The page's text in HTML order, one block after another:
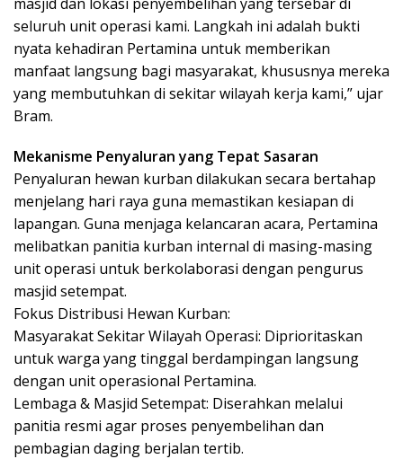
seluruh unit operasi kami. Langkah ini adalah bukti
nyata kehadiran Pertamina untuk memberikan
manfaat langsung bagi masyarakat, khususnya mereka
yang membutuhkan di sekitar wilayah kerja kami,” ujar
Bram.
Mekanisme Penyaluran yang Tepat Sasaran
Penyaluran hewan kurban dilakukan secara bertahap
menjelang hari raya guna memastikan kesiapan di
lapangan. Guna menjaga kelancaran acara, Pertamina
melibatkan panitia kurban internal di masing-masing
unit operasi untuk berkolaborasi dengan pengurus
masjid setempat.
Fokus Distribusi Hewan Kurban:
Masyarakat Sekitar Wilayah Operasi: Diprioritaskan
untuk warga yang tinggal berdampingan langsung
dengan unit operasional Pertamina.
Lembaga & Masjid Setempat: Diserahkan melalui
panitia resmi agar proses penyembelihan dan
pembagian daging berjalan tertib.